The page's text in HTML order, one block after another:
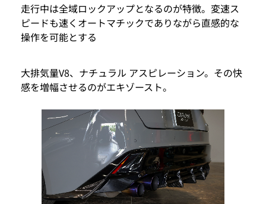
走行中は全域ロックアップとなるのが特徴。変速ス
ピードも速くオートマチックでありながら直感的な
操作を可能とする
大排気量V8、ナチュラル アスピレーション。その快
感を増幅させるのがエキゾースト。